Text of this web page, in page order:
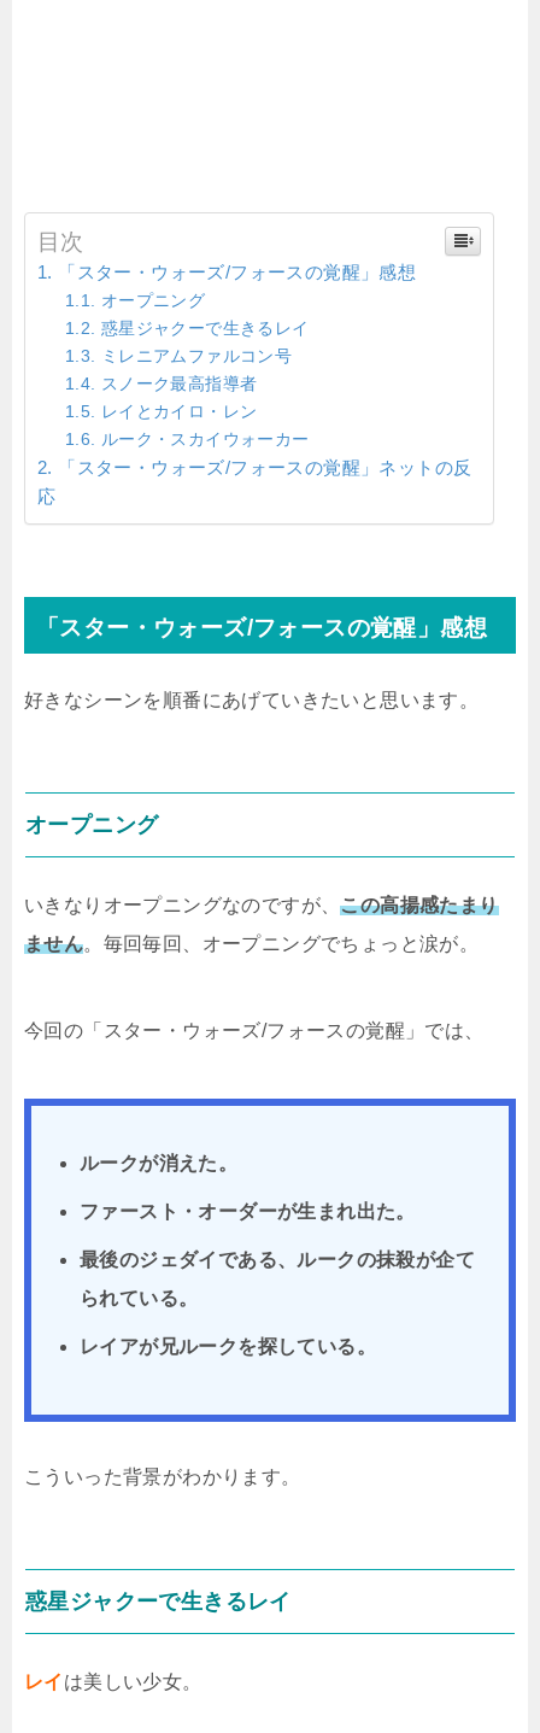
目次
「スター・ウォーズ/フォースの覚醒」感想
オープニング
惑星ジャクーで生きるレイ
ミレニアムファルコン号
スノーク最高指導者
レイとカイロ・レン
ルーク・スカイウォーカー
「スター・ウォーズ/フォースの覚醒」ネットの反
応
「スター・ウォーズ/フォースの覚醒」感想
好きなシーンを順番にあげていきたいと思います。
オープニング
いきなりオープニングなのですが、この高揚感たまり
ません。毎回毎回、オープニングでちょっと涙が。
今回の「スター・ウォーズ/フォースの覚醒」では、
ルークが消えた。
ファースト・オーダーが生まれ出た。
最後のジェダイである、ルークの抹殺が企て
られている。
レイアが兄ルークを探している。
こういった背景がわかります。
惑星ジャクーで生きるレイ
レイ は美しい少女。